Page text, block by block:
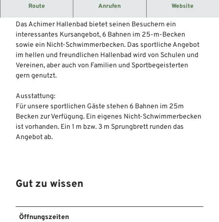
Route Anrufen Website
Wassertemperatur:
Schwimmerbecken: 28
Das Achimer Hallenbad bietet seinen Besuchern ein
interessantes Kursangebot, 6 Bahnen im 25-m-Becken
sowie ein Nicht-Schwimmerbecken. Das sportliche Angebot
im hellen und freundlichen Hallenbad wird von Schulen und
Vereinen, aber auch von Familien und Sportbegeisterten
gern genutzt.
Ausstattung:
Für unsere sportlichen Gäste stehen 6 Bahnen im 25m
Becken zur Verfügung. Ein eigenes Nicht-Schwimmerbecken
ist vorhanden. Ein 1 m bzw. 3 m Sprungbrett runden das
Angebot ab.
Gut zu wissen
Öffnungszeiten